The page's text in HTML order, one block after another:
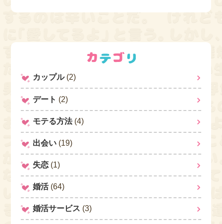
カップル(2)
デート (2)
モテる方法(4)
出会い (19)
失恋 (1)
婚活(64)
婚活サービス (3)